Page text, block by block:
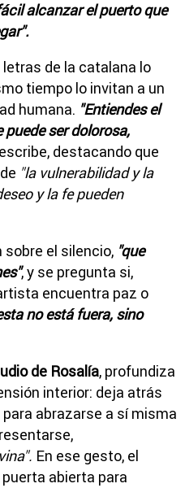
alcanzar el puerto que
de la catalana lo
tiempo lo invitan a un
humana. "Entiendes el
ser dolorosa,
escribe, destacando que
"la vulnerabilidad y la
y la fe pueden
el silencio, "que
, y se pregunta si,
encuentra paz o
no está fuera, sino
de Rosalía, profundiza
interior: deja atrás
abrazarse a sí misma
En ese gesto, el
abierta para